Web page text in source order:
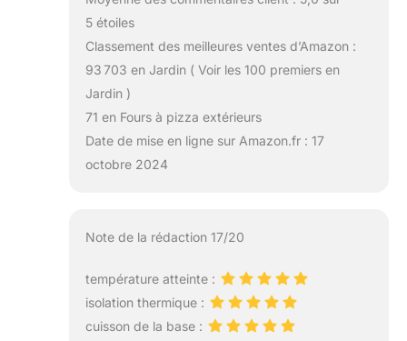
5 étoiles
Classement des meilleures ventes d’Amazon :
93 703 en Jardin ( Voir les 100 premiers en
Jardin )
71 en Fours à pizza extérieurs
Date de mise en ligne sur Amazon.fr : 17
octobre 2024
Note de la rédaction 17/20
température atteinte :
isolation thermique :
cuisson de la base :